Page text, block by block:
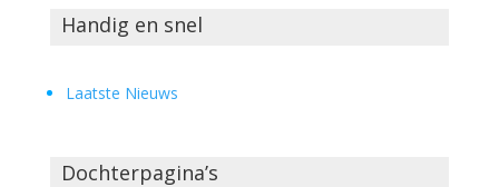
Handig en snel
Laatste Nieuws
Dochterpagina’s